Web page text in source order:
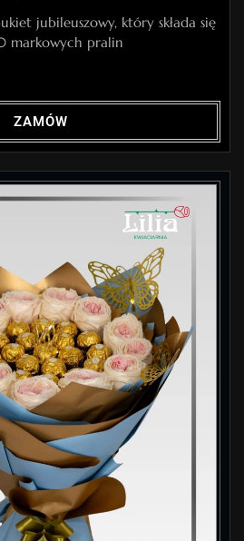
jubileuszowy, który składa się
markowych pralin
ZAMÓW